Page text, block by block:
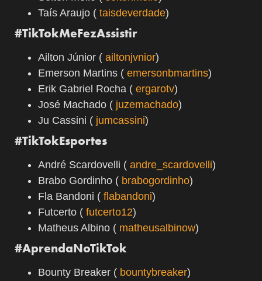
Taís Araujo ( taisdeverdade)
#TikTokMeFezAssistir
Ailton Júnior ( ailtonjvnior)
Emerson Martins ( emersonbmartins)
Erik Gabriel Rocha ( ergarotv)
José Machado ( juzemachado)
Ju Cassini ( jumcassini)
#TikTokEsportes
André Scardovelli ( andre_scardovelli)
Brabo Gordinho ( brabogordinho)
Fla Bandoni ( flabandoni)
Futcerto ( futcerto12)
Matheus Albino ( matheusalbinow)
#AprendaNoTikTok
Bounty Breaker ( bountybreaker)